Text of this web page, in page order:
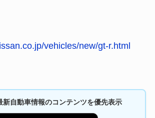
vehicles/new/gt-r.html
自動車情報のコンテンツを優先表示